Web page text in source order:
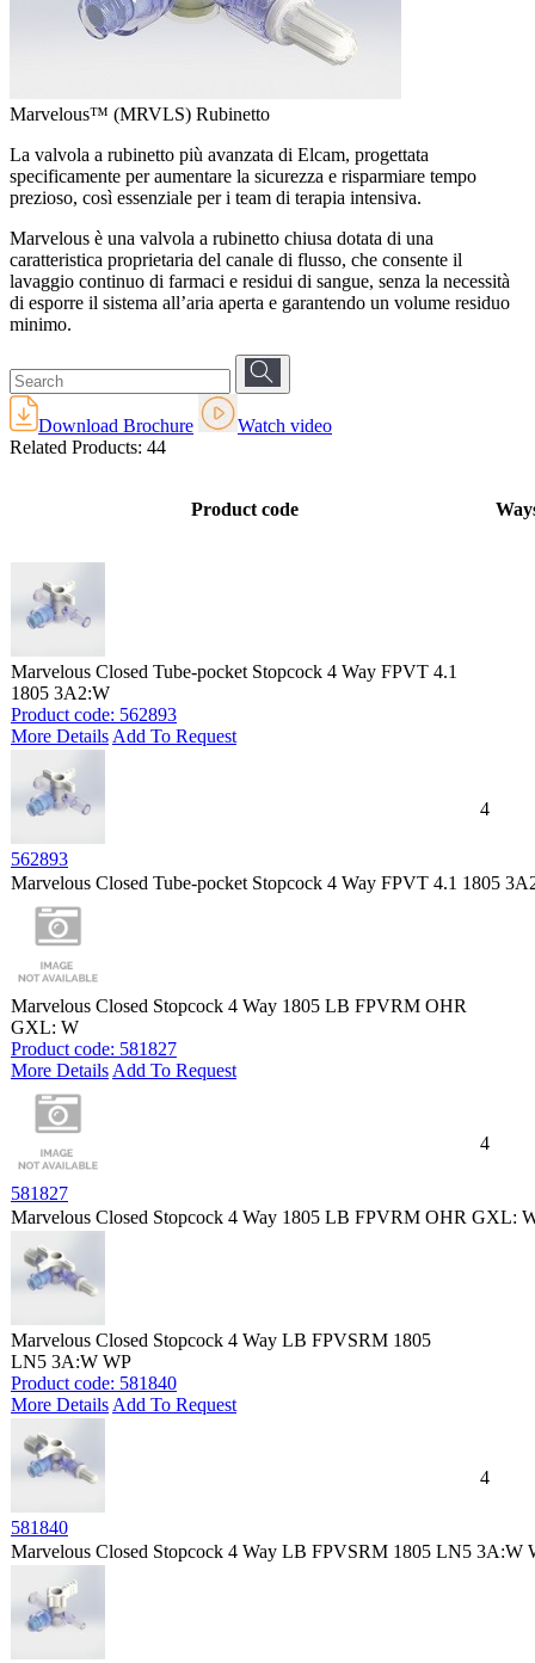
Marvelous™ (MRVLS) Rubinetto
La valvola a rubinetto più avanzata di Elcam, progettata
specificamente per aumentare la sicurezza e risparmiare tempo
prezioso, così essenziale per i team di terapia intensiva.
Marvelous è una valvola a rubinetto chiusa dotata di una
caratteristica proprietaria del canale di flusso, che consente il
lavaggio continuo di farmaci e residui di sangue, senza la necessità
di esporre il sistema all’aria aperta e garantendo un volume residuo
minimo.
Download Brochure
Watch video
Related Products: 44
Product code
Marvelous Closed Tube-pocket Stopcock 4 Way FPVT 4.1
1805 3A2:W
Product code: 562893
More Details Add To Request
562893
4
Marvelous Closed Tube-pocket Stopcock 4 Way FPVT 4.1 1805
Marvelous Closed Stopcock 4 Way 1805 LB FPVRM OHR
GXL: W
Product code: 581827
More Details Add To Request
581827
4
Marvelous Closed Stopcock 4 Way 1805 LB FPVRM OHR GXL:
Marvelous Closed Stopcock 4 Way LB FPVSRM 1805
LN5 3A:W WP
Product code: 581840
More Details Add To Request
581840
4
Marvelous Closed Stopcock 4 Way LB FPVSRM 1805 LN5 3A:W